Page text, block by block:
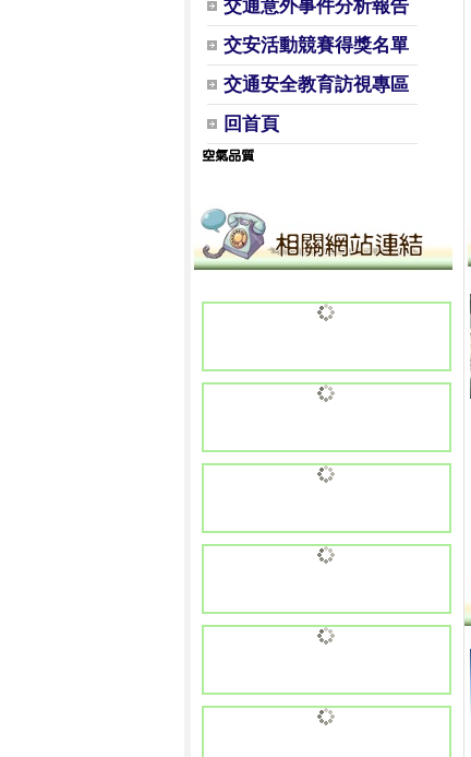
交通意外事件分析報告
交安活動競賽得獎名單
交通安全教育訪視專區
回首頁